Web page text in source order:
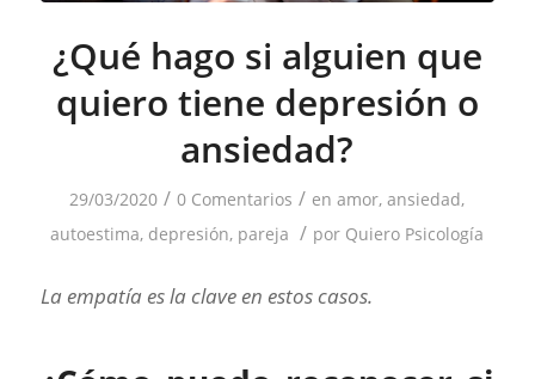
¿Qué hago si alguien que
quiero tiene depresión o
ansiedad?
29/03/2020 / 0 Comentarios / enamor,ansiedad,
autoestima, depresión, pareja / por Quiero Psicología
La empatía es la clave en estos casos.